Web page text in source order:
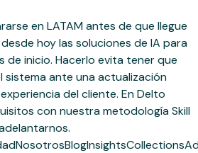
en LATAM antes de que llegue
hoy las soluciones de IA para
de inicio. Hacerlo evita tener que
sistema ante una actualización
del cliente. En Delto
con nuestra metodología Skill
NosotrosBlogInsightsCollections